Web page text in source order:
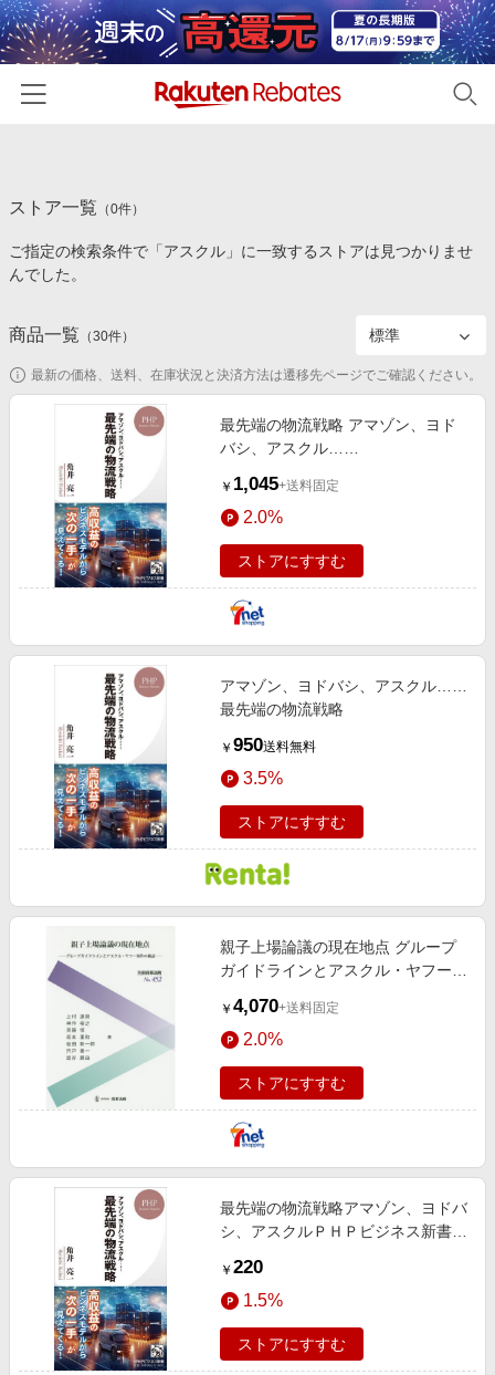
カテゴリー一覧
百貨店・総合ECモール
食品・スイーツ・お酒
コスメ・健康・医薬品
キッズ・ベビー用品
家電・PC・スマホ・カメラ
エンタメ
スポーツ・アウトドア・ゴルフ
インテリア・寝具
旅行・レジャー・ホテル予約
生活・お役立ち
金融・マネー・保険
デジタルコンテンツ
ビジネス・その他サービス
イベント一覧
初回購入者限定特典
対象ストア新規限定特典
新着ストアのご紹介
電子書籍特集
楽天ペイ導入ストア
楽天サービス特集
旅行特集
わくわく夏特集
Apple公式サイト×楽天カード分割払い
Qoo10メガポ
Samsung ボーナスキャンペーン
週末の高還元 夏の長期版
楽天IDでログイン/会員登録
ストア一覧 （0件）
ご指定の検索条件で「アスクル」に一致するストアは見つかりませ
んでした。
商品一覧 （30件）
最新の価格、送料、在庫状況と決済方法は遷移先ページでご確認ください。
最先端の物流戦略 アマゾン、ヨド
バシ、アスクル……
￥ 1,045+送料固定
2.0%
ストアにすすむ
アマゾン、ヨドバシ、アスクル……
最先端の物流戦略
￥ 950送料無料
3.5%
ストアにすすむ
親子上場論議の現在地点 グループ
ガイドラインとアスクル・ヤフー事
￥ 4,070+送料固定
2.0%
ストアにすすむ
最先端の物流戦略アマゾン、ヨドバ
シ、アスクルＰＨＰビジネス新書４
￥ 220
1.5%
ストアにすすむ